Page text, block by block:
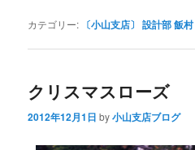
カテゴリー: 〔小山支店〕 設計部 飯村
クリスマスローズ
2012年12月1日 by小山支店ブログ